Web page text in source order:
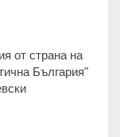
от страна на
България"